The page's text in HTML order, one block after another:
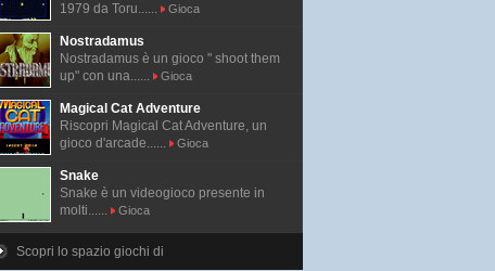
1979 da Toru......
Gioca
Nostradamus
Nostradamus è un gioco " shoot them
up" con una......
Gioca
Magical Cat Adventure
Riscopri Magical Cat Adventure, un
gioco d'arcade......
Gioca
Snake
Snake è un videogioco presente in
molti......
Gioca
Scopri lo spazio giochi di